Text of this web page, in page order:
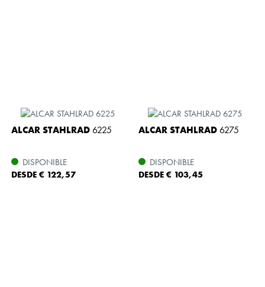
ALCAR STAHLRAD6225
DISPONIBLE
DESDE € 122,57
ALCAR STAHLRAD6275
DISPONIBLE
DESDE € 103,45